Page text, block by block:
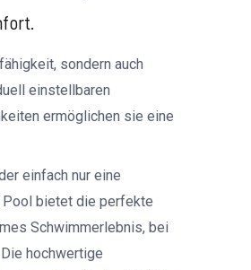
sondern auch
einstellbaren
ermöglichen sie eine
einfach nur eine
Pool bietet die perfekte
Schwimmerlebnis, bei
hochwertige